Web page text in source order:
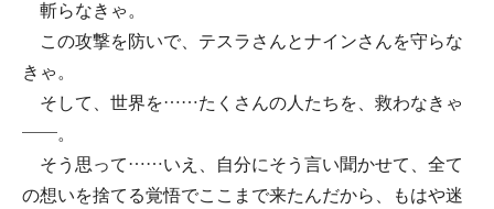
斬らなきゃ。
この攻撃を防いで、テスラさんとナインさんを守らな
きゃ。
そして、世界を……たくさんの人たちを、救わなきゃ
――。
そう思って……いえ、自分にそう言い聞かせて、全て
の想いを捨てる覚悟でここまで来たんだから、もはや迷